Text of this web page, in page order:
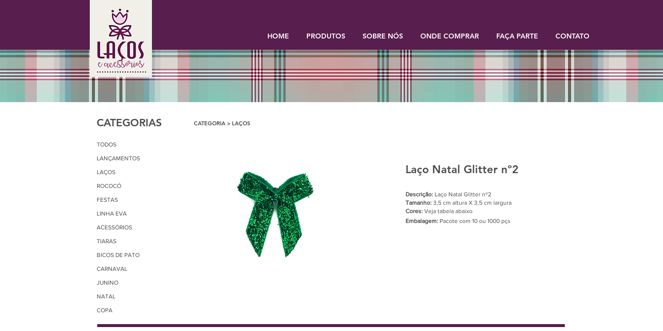
HOME PRODUTOS SOBRE NÓS ONDE COMPRAR FAÇA PARTE CONTATO
CATEGORIAS
Laço Natal Glitter nº2
Descrição: Laço Natal Glitter nº2
Tamanho: 3,5 cm altura X 3,5 cm largura
Cores: Veja tabela abaixo
Embalagem: Pacote com 10 ou 1000 pçs
TODOS
LANÇAMENTOS
LAÇOS
ROCOCÓ
FESTAS
LINHA EVA
ACESSÓRIOS
TIARAS
BICOS DE PATO
CARNAVAL
JUNINO
NATAL
COPA
CATEGORIA > LAÇOS